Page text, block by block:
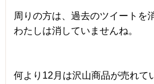
周りの方は、過去のツイートを
わたしは消していませんね。
何より12月は沢山商品が売れて